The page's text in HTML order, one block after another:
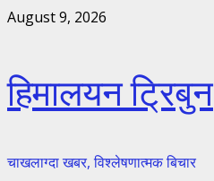
Skip
August 9, 2026
हिमालयन ट्रिबुन
चाखलाग्दा खबर, विश्लेषणात्मक बिचार